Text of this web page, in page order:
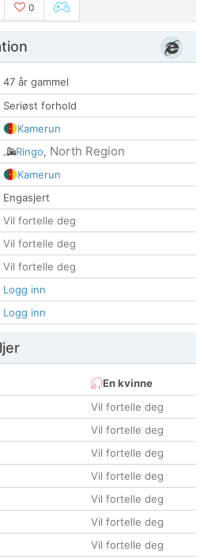
0
47 år gammel
Seriøst forhold
Kamerun
Ringo, North Region
Kamerun
Engasjert
Vil fortelle deg
Vil fortelle deg
Vil fortelle deg
Logg inn
Logg inn
En kvinne
Vil fortelle deg
Vil fortelle deg
Vil fortelle deg
Vil fortelle deg
Vil fortelle deg
Vil fortelle deg
Vil fortelle deg